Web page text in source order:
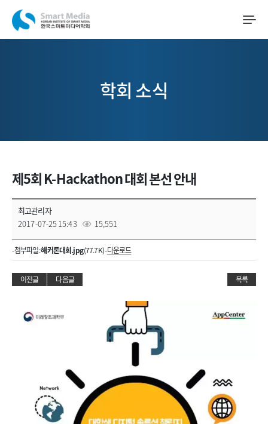
학회 소식
제5회 K-Hackathon 대회 본선 안내
최고관리자
2017-07-25 15:43
15,551
- 첨부파일 :해커톤대회.jpg(77.7K) -다운로드
이전글 다음글 목록